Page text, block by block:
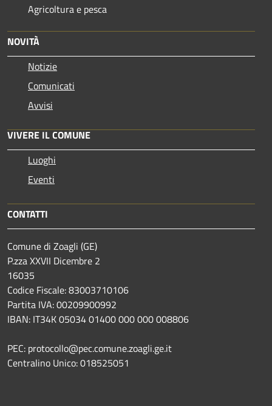
Agricoltura e pesca
NOVITÀ
Notizie
Comunicati
Avvisi
VIVERE IL COMUNE
Luoghi
Eventi
CONTATTI
Comune di Zoagli (GE)
P.zza XXVII Dicembre 2
16035
Codice Fiscale: 83003710106
Partita IVA: 00209900992
IBAN: IT34K 05034 01400 000 000 008806
PEC: protocollo@pec.comune.zoagli.ge.it
Centralino Unico: 018525051